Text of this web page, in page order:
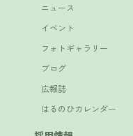
ニュース
イベント
フォトギャラリー
ブログ
広報誌
はるのひカレンダー